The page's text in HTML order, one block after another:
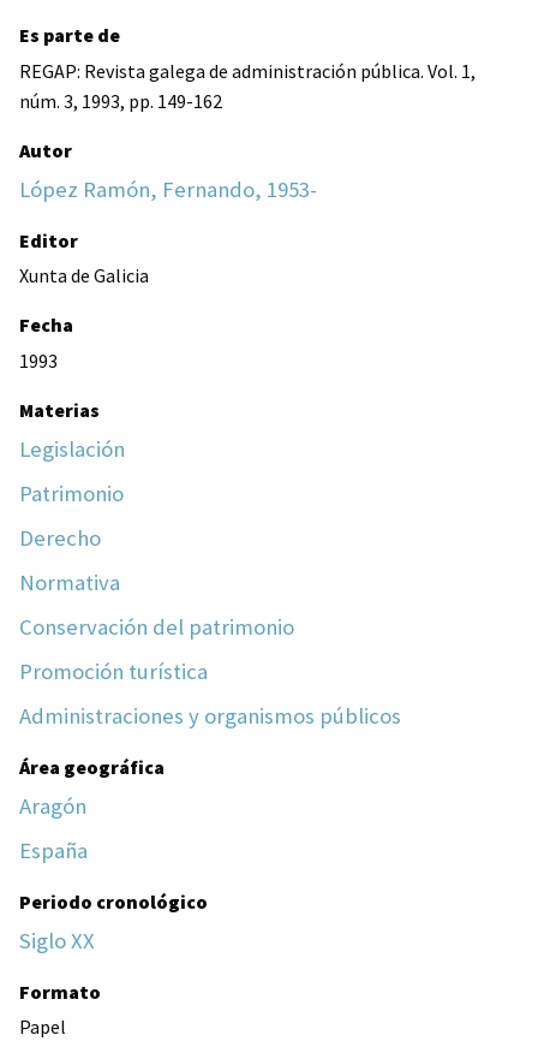
Es parte de
REGAP: Revista galega de administración pública. Vol. 1,
núm. 3, 1993, pp. 149-162
Autor
López Ramón, Fernando, 1953-
Editor
Xunta de Galicia
Fecha
1993
Materias
Legislación
Patrimonio
Derecho
Normativa
Conservación del patrimonio
Promoción turística
Administraciones y organismos públicos
Área geográfica
Aragón
España
Periodo cronológico
Siglo XX
Formato
Papel